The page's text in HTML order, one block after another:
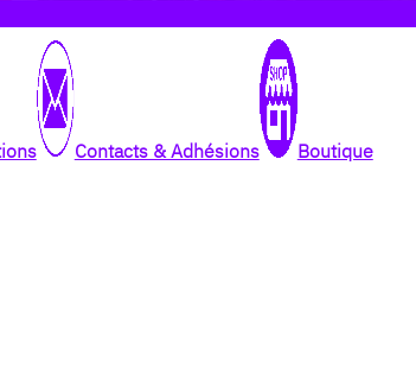
Contacts & Adhésions Boutique